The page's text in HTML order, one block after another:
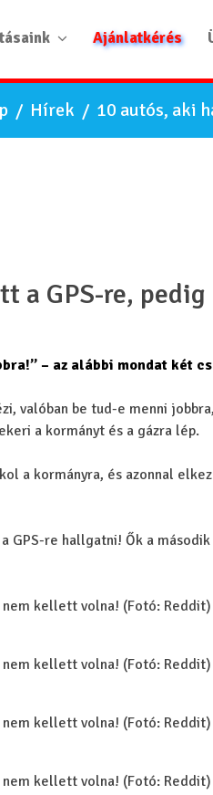
Ajánlatkérés
/ Hírek / 10 autós, aki
a GPS-re,
– az alábbi mondat két
valóban be tud-e menni
a kormányt és a gázra lép.
a kormányra, és azonnal
GPS-re hallgatni! Ők a
kellett volna! (Fotó: Reddit)
kellett volna! (Fotó: Reddit)
kellett volna! (Fotó: Reddit)
kellett volna! (Fotó: Reddit)